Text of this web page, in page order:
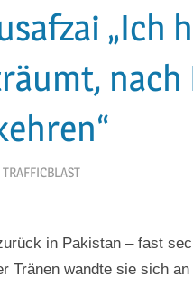
„Ich
nach
TRAFFICBLAST
in Pakistan – fast
Tränen wandte sie sich